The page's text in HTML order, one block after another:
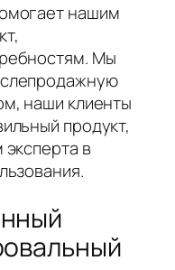
нашим
Мы
наши клиенты
продукт,
в